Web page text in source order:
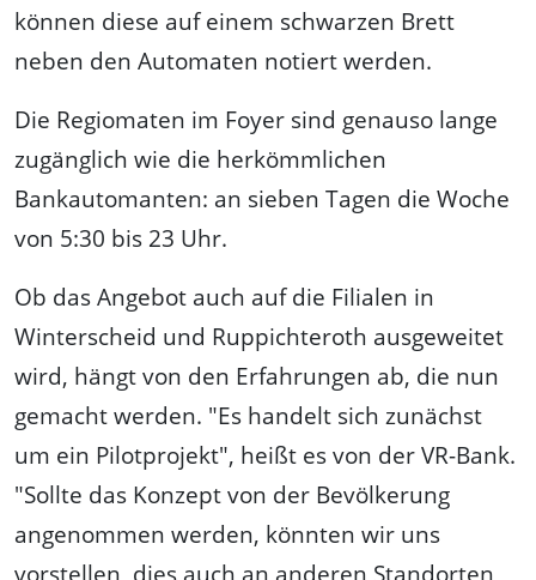
können diese auf einem schwarzen Brett
neben den Automaten notiert werden.
Die Regiomaten im Foyer sind genauso lange
zugänglich wie die herkömmlichen
Bankautomanten: an sieben Tagen die Woche
von 5:30 bis 23 Uhr.
Ob das Angebot auch auf die Filialen in
Winterscheid und Ruppichteroth ausgeweitet
wird, hängt von den Erfahrungen ab, die nun
gemacht werden. "Es handelt sich zunächst
um ein Pilotprojekt", heißt es von der VR-Bank.
"Sollte das Konzept von der Bevölkerung
angenommen werden, könnten wir uns